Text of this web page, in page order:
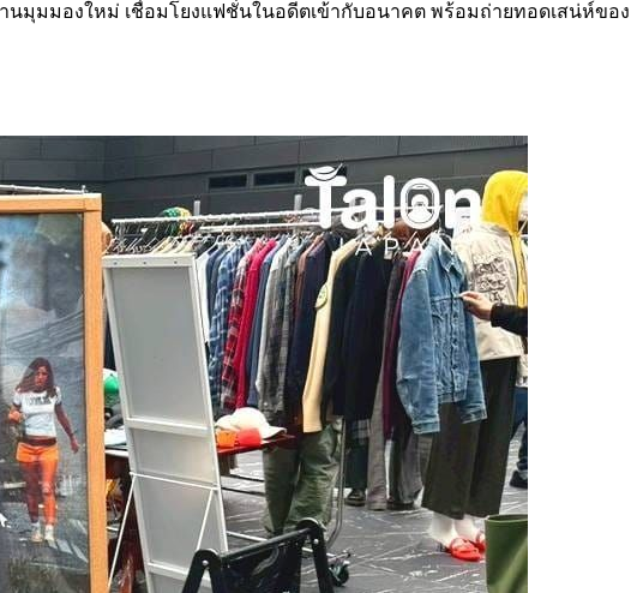
ผ่านมุมมองใหม่ เชื่อมโยงแฟชั่นในอดีตเข้ากับอนาคต พร้อมถ่ายทอดเสน่ห์ของ